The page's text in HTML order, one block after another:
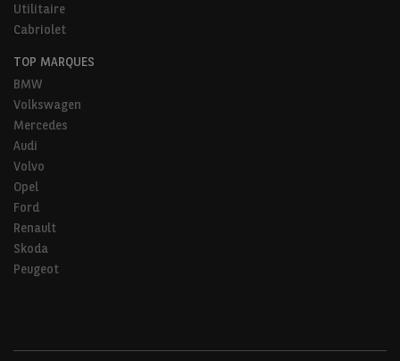
Utilitaire
Cabriolet
TOP MARQUES
BMW
Volkswagen
Mercedes
Audi
Volvo
Opel
Ford
Renault
Skoda
Peugeot